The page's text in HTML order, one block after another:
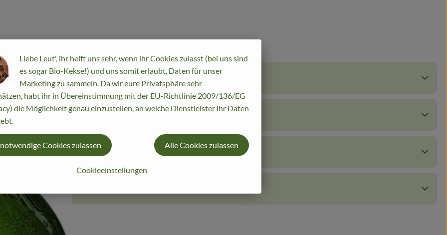
Liebe Leut', ihr helft uns sehr, wenn ihr Cookies zulasst (bei uns sind
es sogar Bio-Kekse!) und uns somit erlaubt, Daten für unser
Marketing zu sammeln. Da wir eure Privatsphäre sehr
habt ihr in Übereinstimmung mit der EU-Richtlinie 2009/136/EG
die Möglichkeit genau einzustellen, an welche Dienstleister ihr Daten
Cookieeinstellungen
Cookies zulassen Alle Cookies zulassen